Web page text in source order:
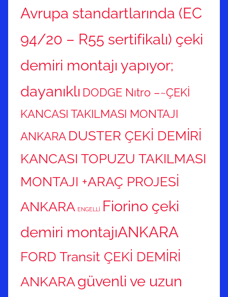
Avrupa standartlarında (EC
94/20 – R55 sertifikalı) çeki
demiri montajı yapıyor;
dayanıklı DODGE Nıtro –~ÇEKİ
KANCASI TAKILMASI MONTAJI
ANKARA DUSTER ÇEKİ DEMİRİ
KANCASI TOPUZU TAKILMASI
MONTAJI +ARAÇ PROJESİ
ANKARA ENGELLİ Fiorino çeki
demiri montajıANKARA
FORD Transit ÇEKİ DEMİRİ
ANKARAgüvenli ve uzun